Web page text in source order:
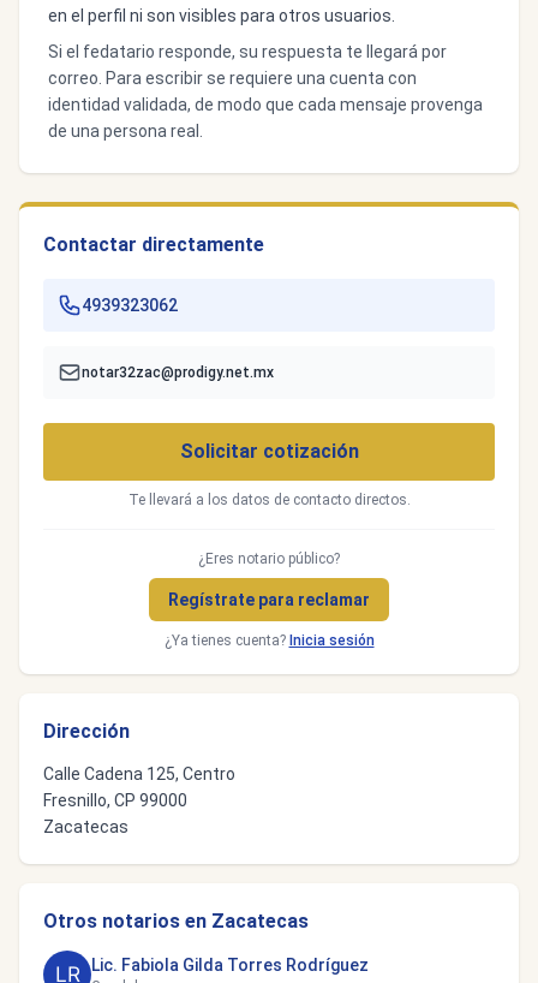
en el perfil ni son visibles para otros usuarios.
Si el fedatario responde, su respuesta te llegará por
correo. Para escribir se requiere una cuenta con
identidad validada, de modo que cada mensaje provenga
de una persona real.
Contactar directamente
4939323062
notar32zac@prodigy.net.mx
Solicitar cotización
Te llevará a los datos de contacto directos.
¿Eres notario público?
Regístrate para reclamar
¿Ya tienes cuenta? Inicia sesión
Dirección
Calle Cadena 125, Centro
Fresnillo, CP 99000
Zacatecas
Otros notarios en Zacatecas
Lic. Fabiola Gilda Torres Rodríguez